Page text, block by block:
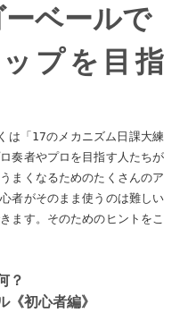
ベールで
プを目指
は「17のメカニズム日課大練
奏者やプロを目指す人たちが
まくなるためのたくさんのア
者がそのまま使うのは難しい
ます。そのためのヒントをこ
？
《初心者編》